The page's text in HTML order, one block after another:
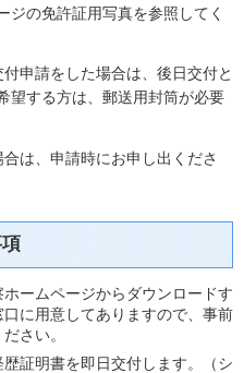
ジの免許証用写真を参照してく
申請をした場合は、後日交付と
望する方は、郵送用封筒が必要
は、申請時にお申し出くださ
ームページからダウンロードす
に用意してありますので、事前
さい。
証明書を即日交付します。（シ